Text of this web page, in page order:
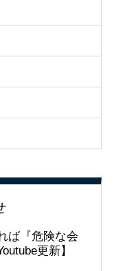
ば『危険な会
更新】